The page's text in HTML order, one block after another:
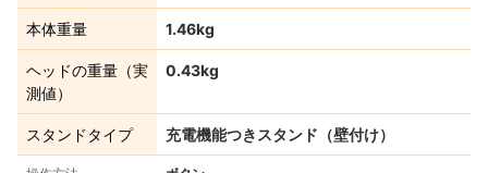
本体重量 1.46kg
ヘッドの重量（実
測値）
0.43kg
スタンドタイプ 充電機能つきスタンド（壁付け）